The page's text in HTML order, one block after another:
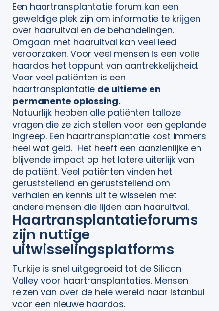
Een haartransplantatie forum kan een
geweldige plek zijn om informatie te krijgen
over haaruitval en de behandelingen.
Omgaan met haaruitval kan veel leed
veroorzaken. Voor veel mensen is een volle
haardos het toppunt van aantrekkelijkheid.
Voor veel patiënten is een
haartransplantatie de ultieme en
permanente oplossing.
Natuurlijk hebben alle patiënten talloze
vragen die ze zich stellen voor een geplande
ingreep. Een haartransplantatie kost immers
heel wat geld. Het heeft een aanzienlijke en
blijvende impact op het latere uiterlijk van
de patiënt. Veel patiënten vinden het
geruststellend en geruststellend om
verhalen en kennis uit te wisselen met
andere mensen die lijden aan haaruitval.
Haartransplantatieforums
zijn nuttige
uitwisselingsplatforms
Turkije is snel uitgegroeid tot de Silicon
Valley voor haartransplantaties. Mensen
reizen van over de hele wereld naar Istanbul
voor een nieuwe haardos.